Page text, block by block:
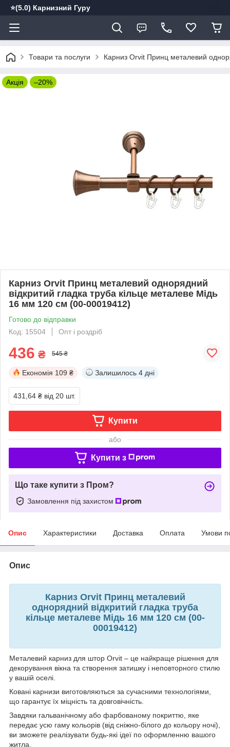
⭐️(5.0) Карнизний Гуру
Товари та послуги Карниз Orvit Принц металевий
Акція –20%
Карниз Orvit Принц металевий однорядний
відкритий гладка труба кільце металеве Мідь
16 мм 120 см (00-00019412)
Готово до відправки
Код: 15504
Опт і роздріб
436 ₴ 545 ₴
Економія 109 ₴ Залишилось 4 дні
431,64 ₴ від 20 шт.
Купити
або
Купити з
Що таке купити з Пром?
Замовлення під захистом
Опис Характеристики Доставка Оплата Умови
Опис
Карниз Orvit Принц металевий
однорядний відкритий гладка труба
кільце металеве Мідь 16 мм 120 см (00-
00019412)
Металевий карниз для штор Orvit – це найкраще рішення для
декорування вікна та створення затишку і неповторного стилю
у вашій оселі.
Ковані карнизи виготовляються за сучасними технологіями,
що гарантує їх міцність та довговічність.
Завдяки гальванічному або фарбованому покриттю, яке
передає усю гаму кольорів (від сніжно-білого до кольору ночі),
ви зможете реалізувати будь-які ідеї по оформленню вашого
житла.